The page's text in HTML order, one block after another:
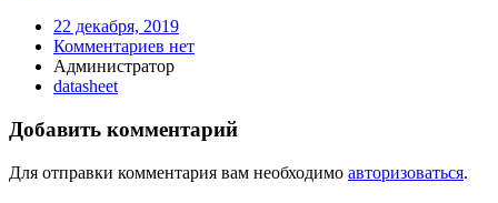
22 декабря, 2019
Комментариев нет
Администратор
datasheet
Добавить комментарий
Для отправки комментария вам необходимо авторизоваться.